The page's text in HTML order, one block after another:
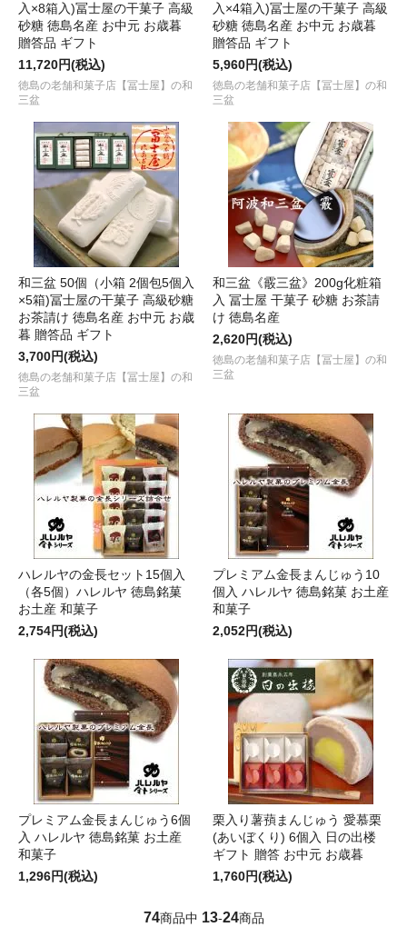
入×8箱入)冨士屋の干菓子 高級
砂糖 徳島名産 お中元 お歳暮
贈答品 ギフト
11,720円(税込)
徳島の老舗和菓子店【冨士屋】の和
三盆
入×4箱入)冨士屋の干菓子 高級
砂糖 徳島名産 お中元 お歳暮
贈答品 ギフト
5,960円(税込)
徳島の老舗和菓子店【冨士屋】の和
三盆
和三盆 50個（小箱 2個包5個入
×5箱)冨士屋の干菓子 高級砂糖
お茶請け 徳島名産 お中元 お歳
暮 贈答品 ギフト
3,700円(税込)
徳島の老舗和菓子店【冨士屋】の和
三盆
和三盆《霰三盆》200g化粧箱
入 冨士屋 干菓子 砂糖 お茶請
け 徳島名産
2,620円(税込)
徳島の老舗和菓子店【冨士屋】の和
三盆
ハレルヤの金長セット15個入
（各5個）ハレルヤ 徳島銘菓
お土産 和菓子
2,754円(税込)
プレミアム金長まんじゅう10
個入 ハレルヤ 徳島銘菓 お土産
和菓子
2,052円(税込)
プレミアム金長まんじゅう6個
入 ハレルヤ 徳島銘菓 お土産
和菓子
1,296円(税込)
栗入り薯蕷まんじゅう 愛慕栗
(あいぼくり) 6個入 日の出楼
ギフト 贈答 お中元 お歳暮
1,760円(税込)
74商品中 13-24商品